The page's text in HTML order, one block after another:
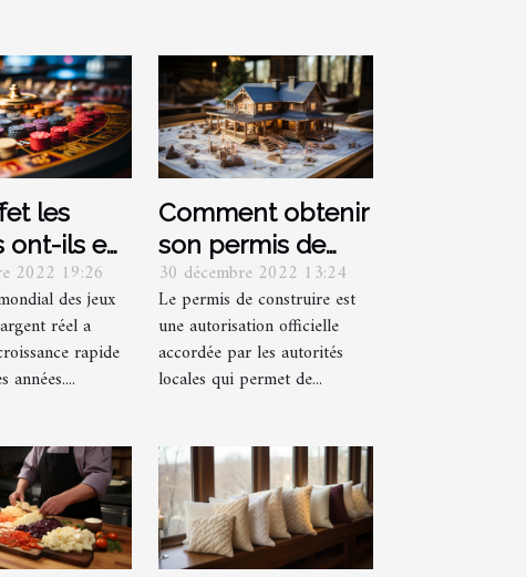
les
ont-ils eu
?
2022 19:26
des jeux
réel a
rapide
années....
Comment obtenir
son permis de
construire ?
30 décembre 2022 13:24
Le permis de construire est
une autorisation officielle
accordée par les autorités
locales qui permet de...